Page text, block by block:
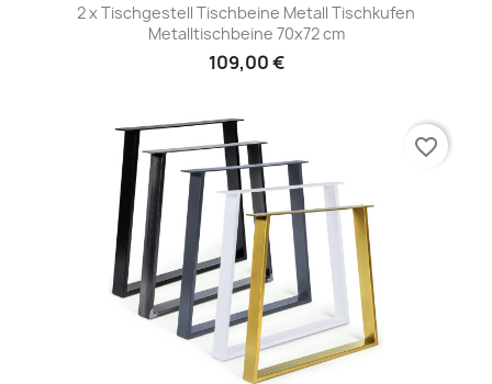
2 x Tischgestell Tischbeine Metall Tischkufen
Metalltischbeine 70x72 cm
109,00 €
favorite_border